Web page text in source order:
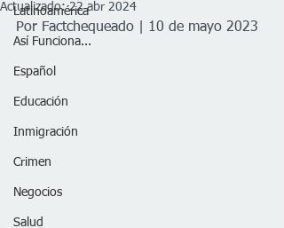
Latinoamérica
Así Funciona...
Español
Educación
Inmigración
Crimen
Negocios
Salud
Actualizado:22 abr 2024
Por Factchequeado | 10 de mayo 2023